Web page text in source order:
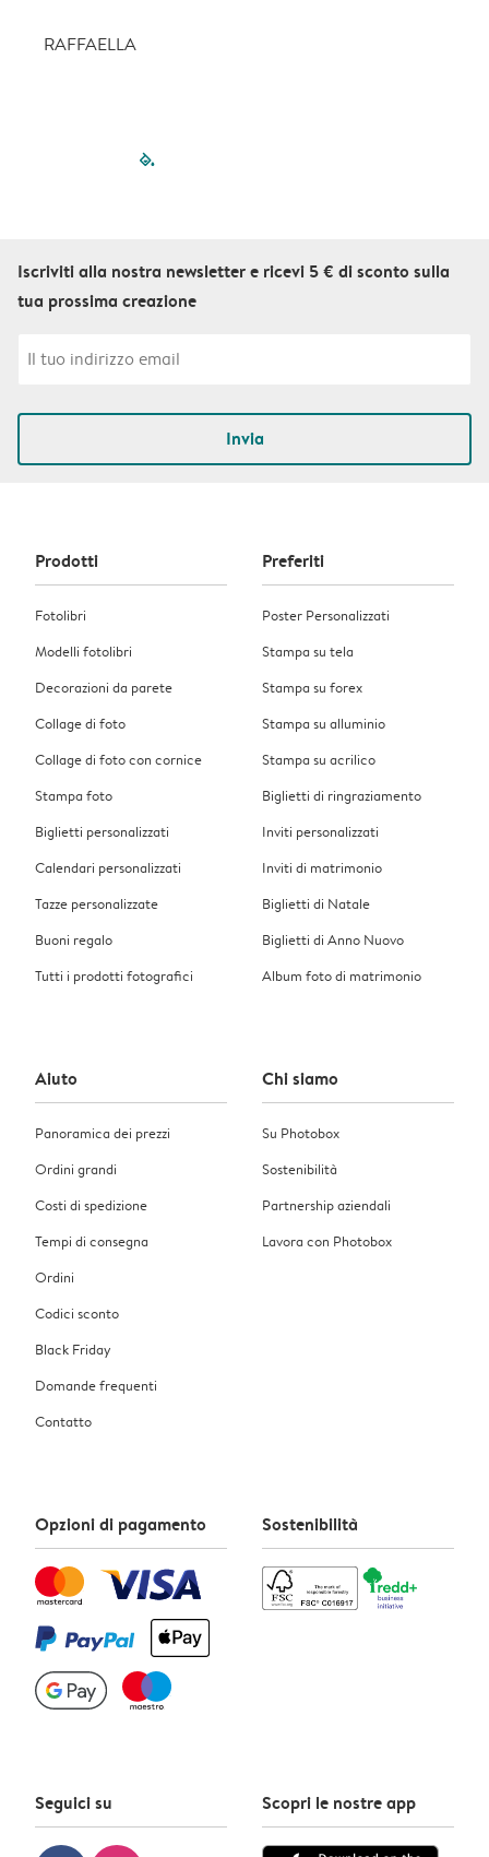
RAFFAELLA
filled-pagination
Iscriviti alla nostra newsletter e ricevi 5 € di sconto sulla
tua prossima creazione
Invia
Prodotti
Fotolibri
Modelli fotolibri
Decorazioni da parete
Collage di foto
Collage di foto con cornice
Stampa foto
Biglietti personalizzati
Calendari personalizzati
Tazze personalizzate
Buoni regalo
Tutti i prodotti fotografici
Preferiti
Poster Personalizzati
Stampa su tela
Stampa su forex
Stampa su alluminio
Stampa su acrilico
Biglietti di ringraziamento
Inviti personalizzati
Inviti di matrimonio
Biglietti di Natale
Biglietti di Anno Nuovo
Album foto di matrimonio
Aiuto
Panoramica dei prezzi
Ordini grandi
Costi di spedizione
Tempi di consegna
Ordini
Codici sconto
Black Friday
Domande frequenti
Contatto
Chi siamo
Su Photobox
Sostenibilità
Partnership aziendali
Lavora con Photobox
Opzioni di pagamento Sostenibilità
Seguici su Scopri le nostre app